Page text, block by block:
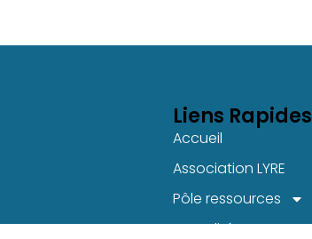
Liens Rapides
Accueil
Association LYRE
Pôle ressources
Actualités